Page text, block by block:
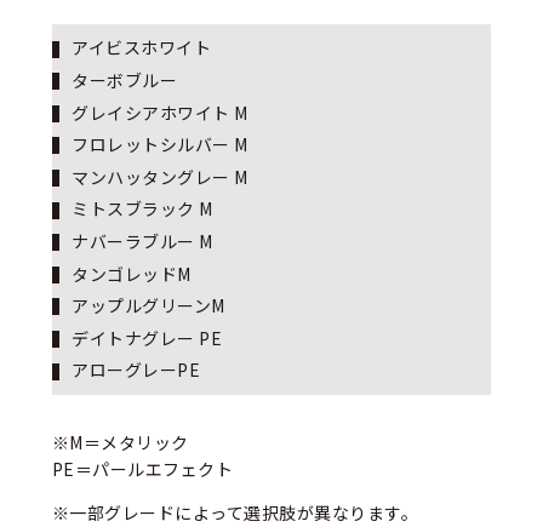
アイビスホワイト
ターボブルー
グレイシアホワイト M
フロレットシルバー M
マンハッタングレー M
ミトスブラック M
ナバーラブルー M
タンゴレッドM
アップルグリーンM
デイトナグレー PE
アローグレーPE
※M＝メタリック
PE＝パールエフェクト
※一部グレードによって選択肢が異なります。